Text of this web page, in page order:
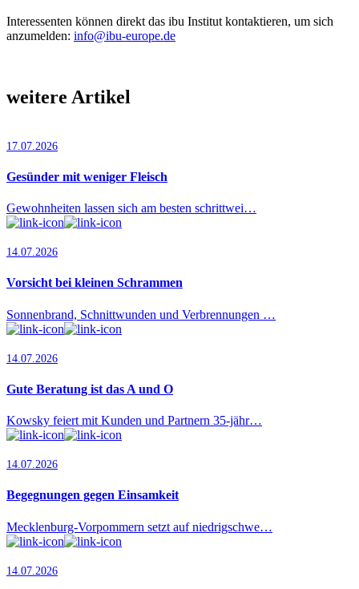
Interessenten können direkt das ibu Institut kontaktieren, um sich
anzumelden: info@ibu-europe.de
weitere Artikel
17.07.2026
Gesünder mit weniger Fleisch
Gewohnheiten lassen sich am besten schrittwei…
14.07.2026
Vorsicht bei kleinen Schrammen
Sonnenbrand, Schnittwunden und Verbrennungen …
14.07.2026
Gute Beratung ist das A und O
Kowsky feiert mit Kunden und Partnern 35-jähr…
14.07.2026
Begegnungen gegen Einsamkeit
Mecklenburg-Vorpommern setzt auf niedrigschwe…
14.07.2026